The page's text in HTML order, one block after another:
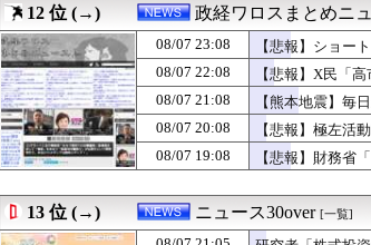
08/07 12:35
インフルエンサー「20歳でア
08/07 12:12
財務省、大型連休中の為替介
08/07 12:07
中国外務省「日本は原爆落と
08/07 12:00
米国、韓国防衛に核持ち出す
08/07 12:00
【悲報】地震の瞬間の手術室
08/07 12:00
安亭事件とは何か——労働者が
08/07 11:30
【なぜ韓国にはキム姓が多い
08/07 11:15
FIFA制裁待ったなし 〜 韓国
08/07 10:07
【画像】日本共産党の街宣車
08/07 09:00
【IT/ネット】中国企業Zbtlink
08/07 09:00
【世界三大料理】トルコが選
12 位 (→) 政経ワロスまとめニ
08/07 23:08
【悲報】ショー
医学的アドバイ
08/07 22:08
【悲報】X民「
るような人！
08/07 21:08
【熊本地震】毎
らないでしょ？
08/07 20:08
【悲報】極左
08/07 19:08
【悲報】財務省
13 位 (→) ニュース30over [一覧]